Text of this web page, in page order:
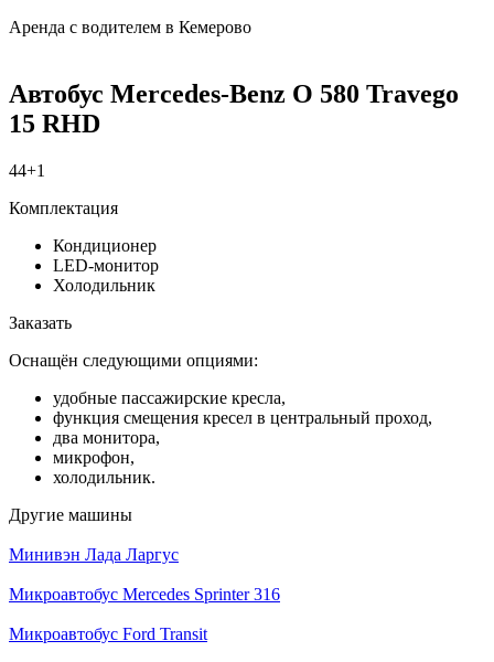
Аренда с водителем в Кемерово
Автобус Mercedes-Benz O 580 Travego
15 RHD
44+1
Комплектация
Кондиционер
LED-монитор
Холодильник
Заказать
Оснащён следующими опциями:
удобные пассажирские кресла,
функция смещения кресел в центральный проход,
два монитора,
микрофон,
холодильник.
Другие машины
Минивэн Лада Ларгус
Микроавтобус Mercedes Sprinter 316
Микроавтобус Ford Transit